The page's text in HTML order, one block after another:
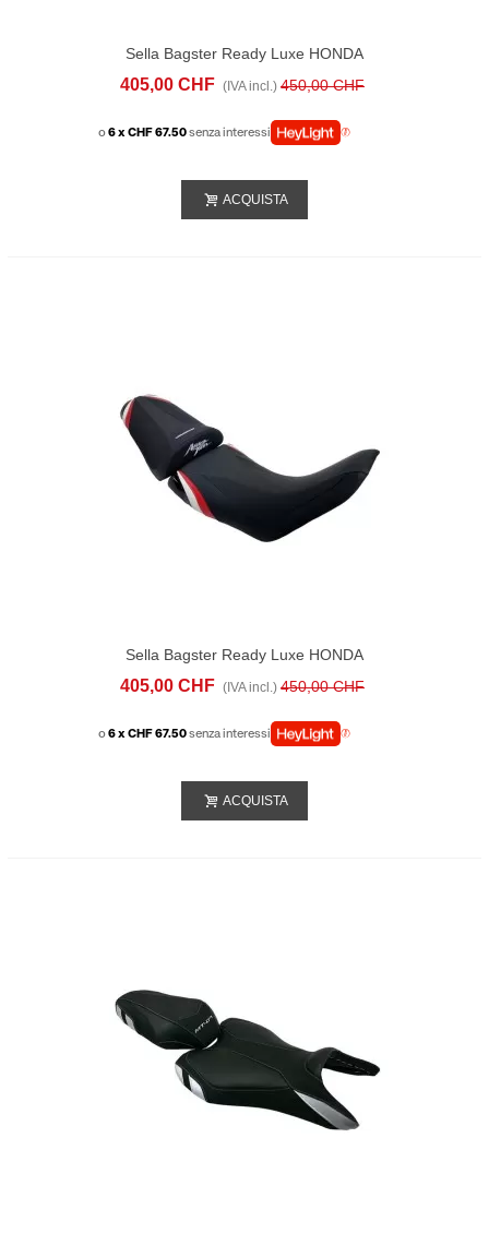
Sella Bagster Ready Luxe HONDA
AFRICA TWIN 1100 ADV / ADV SPORT
405,00 CHF (IVA incl.) 450,00 CHF
o6 x CHF 67.50senza interessi
ACQUISTA
Sella Bagster Ready Luxe HONDA
AFRICA TWIN 1100 ADV / ADV SPORT
405,00 CHF (IVA incl.) 450,00 CHF
o6 x CHF 67.50senza interessi
ACQUISTA